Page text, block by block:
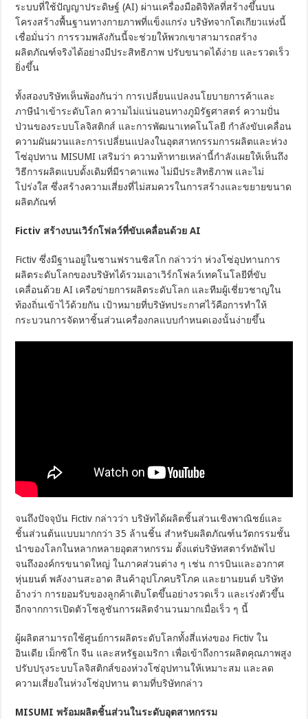
ระบบที่ใช้ปัญญาประดิษฐ์ (AI) ผ่านเครื่องมือดิจิทัลที่สร้างขึ้นบน
โครงสร้างพื้นฐานทางกายภาพที่แข็งแกร่ง บริษัทจากโตเกียวแห่งนี้
เชื่อมั่นว่า การรวมพลังกันนี้จะช่วยให้พวกเขาสามารถสร้าง
ผลิตภัณฑ์จริงได้อย่างมีประสิทธิภาพ ปรับขนาดได้ง่าย และรวดเร็ว
ยิ่งขึ้น
ทั้งสองบริษัทเห็นพ้องกันว่า การเปลี่ยนแปลงนโยบายการค้าและ
ภาษีนำเข้าระดับโลก ความไม่แน่นอนทางภูมิรัฐศาสตร์ ความปั่น
ป่วนของระบบโลจิสติกส์ และการพัฒนาเทคโนโลยี กำลังขับเคลื่อน
ความผันผวนและการเปลี่ยนแปลงในอุตสาหกรรมการผลิตและห่วง
โซ่อุปทาน MISUMI เสริมว่า ความท้าทายเหล่านี้กำลังเผยให้เห็นถึง
วิธีการผลิตแบบดั้งเดิมที่มีราคาแพง ไม่มีประสิทธิภาพ และไม่
โปร่งใส ซึ่งสร้างความเสี่ยงที่ไม่สมควรในการสร้างและขยายขนาด
ผลิตภัณฑ์
Fictiv สร้างบนเวิร์กโฟลว์ที่ขับเคลื่อนด้วย AI
Fictiv ซึ่งมีฐานอยู่ในซานฟรานซิสโก กล่าวว่า ห่วงโซ่อุปทานการ
ผลิตระดับโลกของบริษัทได้รวมเอาเวิร์กโฟลว์เทคโนโลยีที่ขับ
เคลื่อนด้วย AI เครือข่ายการผลิตระดับโลก และทีมผู้เชี่ยวชาญใน
ท้องถิ่นเข้าไว้ด้วยกัน เป้าหมายที่บริษัทประกาศไว้คือการทำให้
กระบวนการจัดหาชิ้นส่วนเครื่องกลแบบกำหนดเองนั้นง่ายขึ้น
จนถึงปัจจุบัน Fictiv กล่าวว่า บริษัทได้ผลิตชิ้นส่วนเชิงพาณิชย์และ
ชิ้นส่วนต้นแบบมากกว่า 35 ล้านชิ้น สำหรับผลิตภัณฑ์นวัตกรรมชั้น
นำของโลกในหลากหลายอุตสาหกรรม ตั้งแต่บริษัทสตาร์ทอัพไป
จนถึงองค์กรขนาดใหญ่ ในภาคส่วนต่าง ๆ เช่น การบินและอวกาศ
หุ่นยนต์ พลังงานสะอาด สินค้าอุปโภคบริโภค และยานยนต์ บริษัท
อ้างว่า การยอมรับของลูกค้าเติบโตขึ้นอย่างรวดเร็ว และเร่งตัวขึ้น
อีกจากการเปิดตัวโซลูชันการผลิตจำนวนมากเมื่อเร็ว ๆ นี้
ผู้ผลิตสามารถใช้ศูนย์การผลิตระดับโลกทั้งสี่แห่งของ Fictiv ใน
อินเดีย เม็กซิโก จีน และสหรัฐอเมริกา เพื่อเข้าถึงการผลิตคุณภาพสูง
ปรับปรุงระบบโลจิสติกส์ของห่วงโซ่อุปทานให้เหมาะสม และลด
ความเสี่ยงในห่วงโซ่อุปทาน ตามที่บริษัทกล่าว
MISUMI พร้อมผลิตชิ้นส่วนในระดับอุตสาหกรรม